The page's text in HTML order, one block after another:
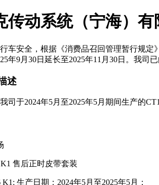
传动系统（宁海）
车安全，根据《消费品召回管理暂行规
年9月30日延长至2025年11月30日。我司
述
司于2024年5月至2025年5月期间生产的
售后正时皮带套装
生产日期：2024年5月至2025年5月；